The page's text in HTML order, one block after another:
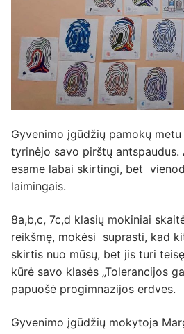
Gyvenimo įgūdžių pamokų
tyrinėjo savo pirštų
esame labai skirtingi, bet
laimingais.
8a,b,c, 7c,d klasių mokiniai
reikšmę, mokėsi suprasti, kad
skirtis nuo mūsų, bet jis turi
kūrė savo klasės „Tolerancijos
papuošė progimnazijos erdves.
Gyvenimo įgūdžių mokytoja